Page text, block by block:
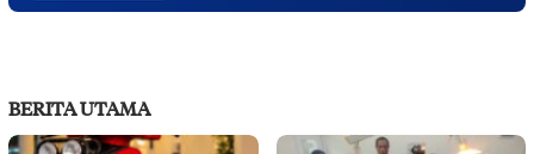
BERITA UTAMA